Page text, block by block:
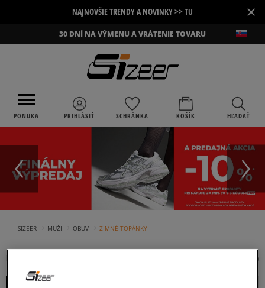
NAJNOVŠIE TRENDY A NOVINKY >> TU ×
30 DNÍ NA VÝMENU A VRÁTENIE TOVARU
PONUKA PRIHLÁSIŤ SCHRÁNKA KOŠÍK HĽADAŤ
SIZEER MUŽI OBUV ZIMNÉ TOPÁNKY
)
OD